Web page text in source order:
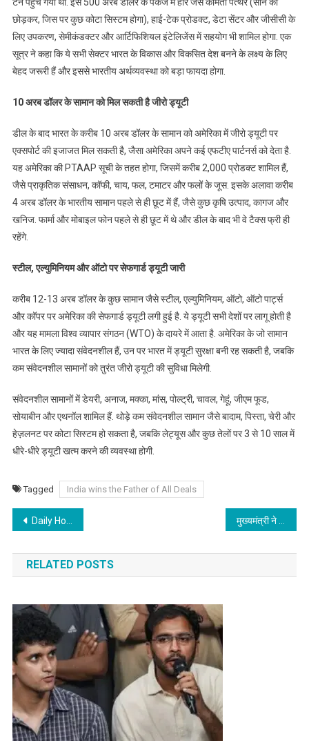
छोड़कर, जिस पर कुछ कोटा सिस्टम होगा), हाई-टेक प्रोडक्ट, डेटा सेंटर और जीसीसी के
लिए उपकरण, सेमीकंडक्टर और आर्टिफिशियल इंटेलिजेंस में सहयोग भी शामिल होगा. एक
सूत्र ने कहा कि ये सभी सेक्टर भारत के विकास और विकसित देश बनने के लक्ष्य के लिए
बेहद जरूरी हैं और इससे भारतीय अर्थव्यवस्था को बड़ा फायदा होगा.
10 अरब डॉलर के सामान को मिल सकती है जीरो ड्यूटी
डील के बाद भारत के करीब 10 अरब डॉलर के सामान को अमेरिका में जीरो ड्यूटी पर
एक्सपोर्ट की इजाजत मिल सकती है, जैसा अमेरिका अपने कई एफटीए पार्टनर्स को देता है.
यह अमेरिका की PTAAP सूची के तहत होगा, जिसमें करीब 2,000 प्रोडक्ट शामिल हैं,
जैसे प्राकृतिक संसाधन, कॉफी, चाय, फल, टमाटर और फलों के जूस. इसके अलावा करीब
4 अरब डॉलर के भारतीय सामान पहले से ही छूट में हैं, जैसे कुछ कृषि उत्पाद, कागज और
खनिज. फार्मा और मोबाइल फोन पहले से ही छूट में थे और डील के बाद भी वे टैक्स फ्री ही
रहेंगे.
स्टील, एल्युमिनियम और ऑटो पर सेफगार्ड ड्यूटी जारी
करीब 12-13 अरब डॉलर के कुछ सामान जैसे स्टील, एल्युमिनियम, ऑटो, ऑटो पार्ट्स
और कॉपर पर अमेरिका की सेफगार्ड ड्यूटी लगी हुई है. ये ड्यूटी सभी देशों पर लागू होती है
और यह मामला विश्व व्यापार संगठन (WTO) के दायरे में आता है. अमेरिका के जो सामान
भारत के लिए ज्यादा संवेदनशील हैं, उन पर भारत में ड्यूटी सुरक्षा बनी रह सकती है, जबकि
कम संवेदनशील सामानों को तुरंत जीरो ड्यूटी की सुविधा मिलेगी.
संवेदनशील सामानों में डेयरी, अनाज, मक्का, मांस, पोल्ट्री, चावल, गेहूं, जीएम फूड,
सोयाबीन और एथनॉल शामिल हैं. थोड़े कम संवेदनशील सामान जैसे बादाम, पिस्ता, चेरी और
हेज़लनट पर कोटा सिस्टम हो सकता है, जबकि लेट्यूस और कुछ तेलों पर 3 से 10 साल में
धीरे-धीरे ड्यूटी खत्म करने की व्यवस्था होगी.
Tagged India wins the Father of All Deals
Post
navigation
Daily Horoscope : क्या कहते है आज आपके सितारे, कैसा रहेगा आज का दिन, जानिए…..
RELATED POSTS